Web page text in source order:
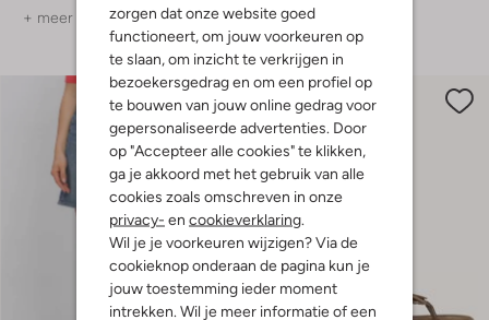
zorgen dat onze website goed
functioneert, om jouw voorkeuren op
te slaan, om inzicht te verkrijgen in
bezoekersgedrag en om een profiel op
te bouwen van jouw online gedrag voor
gepersonaliseerde advertenties. Door
op "Accepteer alle cookies" te klikken,
ga je akkoord met het gebruik van alle
cookies zoals omschreven in onze
privacy- en cookieverklaring
Wil je je voorkeuren wijzigen? Via de
cookieknop onderaan de pagina kun je
jouw toestemming ieder moment
intrekken. Wil je meer informatie of een
+ meer kleuren + meer kleuren